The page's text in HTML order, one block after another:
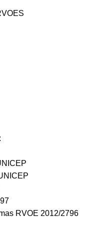
RVOE 2012/2796